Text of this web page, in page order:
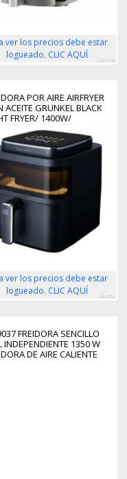
ver los precios debe estar
logueado. CLIC AQUÍ
327930
POR AIRE AIRFRYER
ACEITE GRUNKEL BLACK
FRYER/ 1400W/
6L
ver los precios debe estar
logueado. CLIC AQUÍ
414357
FREIDORA SENCILLO
INDEPENDIENTE 1350 W
DE AIRE CALIENTE